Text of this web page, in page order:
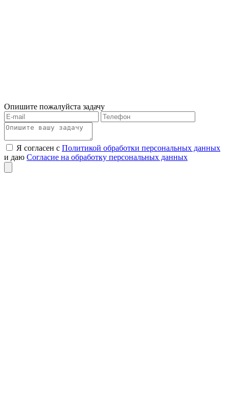
Опишите пожалуйста задачу
Я согласен с Политикой обработки персональных данных
и даю Согласие на обработку персональных данных